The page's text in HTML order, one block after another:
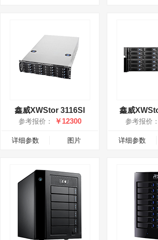
鑫威XWStor 3116SI
参考报价： ￥12300
详细参数 图片
鑫威
参考报价：
详细参数